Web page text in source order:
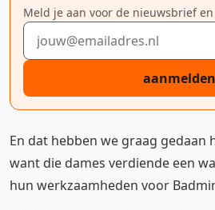
Meld je aan voor de nieuwsbrief
E-mailadres
aanmelden
En dat hebben we graag gedaan
want die dames verdiende een
hun werkzaamheden voor